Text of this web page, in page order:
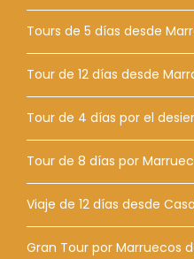
Tours de 5 días desde
Tour de 12 días desde
Tour de 4 días por el
Tour de 8 días por
Viaje de 12 días desde
Gran Tour por Marruecos